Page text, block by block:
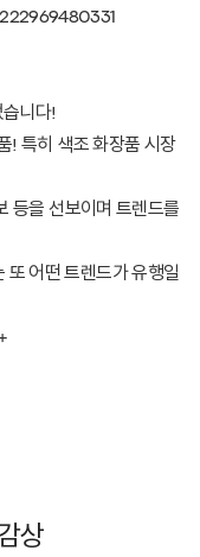
니다!
! 특히 색조 화장품 시장
등을 선보이며 트렌드를
또 어떤 트렌드가 유행일
상